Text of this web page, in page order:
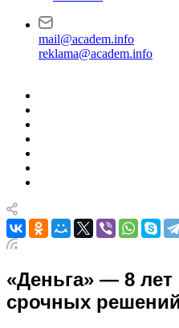
mail@academ.info
reklama@academ.info
«Деньга» — 8 лет
срочных